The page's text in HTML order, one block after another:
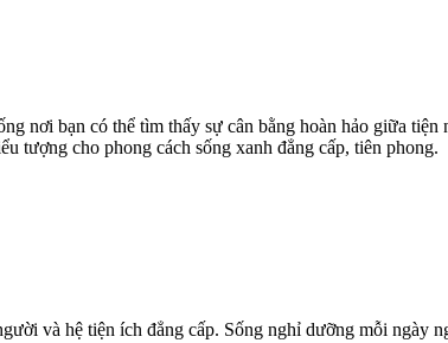
nơi bạn có thể tìm thấy sự cân bằng hoàn hảo giữa
tượng cho phong cách sống xanh đẳng cấp, tiên phong.
và hệ tiện ích đẳng cấp. Sống nghỉ dưỡng mỗi ngày